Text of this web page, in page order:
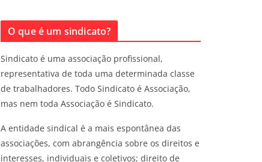
O que é um sindicato?
Sindicato é uma associação profissional,
representativa de toda uma determinada classe
de trabalhadores. Todo Sindicato é Associação,
mas nem toda Associação é Sindicato.
A entidade sindical é a mais espontânea das
associações, com abrangência sobre os direitos e
interesses, individuais e coletivos; direito de